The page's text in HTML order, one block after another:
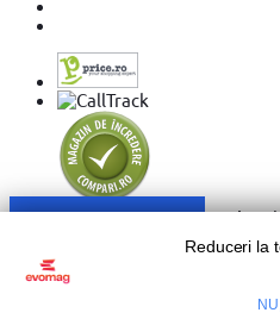
Copyright © 2026 Evolution
Apollo, Bloc C, Drumul Intre
Reduceri la